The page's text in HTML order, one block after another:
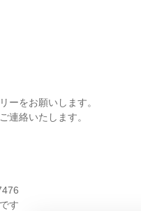
ーをお願いします。
連絡いたします。
す